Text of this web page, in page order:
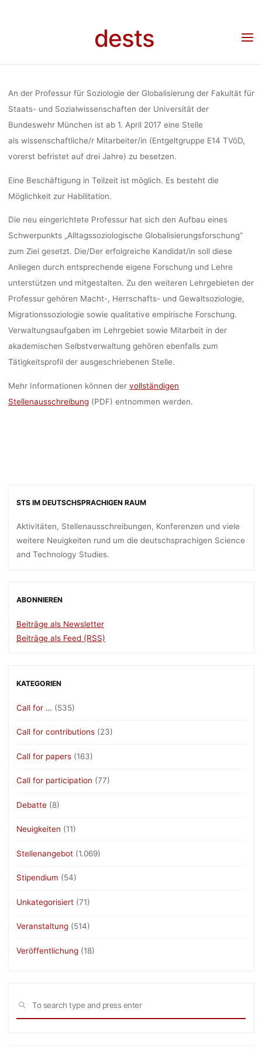
dests
dests
Stellenangebot: Wissenschaftliche/r Mitarbeiter/in an
Professur für Soziologie der Globalisierung mit Möglichkeit zur Habilitation
An der Professur für Soziologie der Globalisierung der Fakultät für
Staats- und Sozial­wissen­schaften der Universität der
Bundeswehr München ist ab 1. April 2017 eine Stelle
als wissenschaftliche/r Mitarbeiter/in (Entgeltgruppe E14 TVöD,
vorerst befristet auf drei Jahre) zu besetzen.
Eine Beschäftigung in Teilzeit ist möglich. Es besteht die
Möglichkeit zur Habilitation.
Die neu eingerichtete Professur hat sich den Aufbau eines
Schwerpunkts „Alltags­soziologische Globalisierungsforschung“
zum Ziel gesetzt. Die/Der erfolgreiche Kandidat/in soll diese
Anliegen durch entsprechende eigene Forschung und Lehre
unterstützen und mitgestalten. Zu den weiteren Lehrgebieten der
Professur gehören Macht-, Herrschafts- und Gewaltsoziologie,
Migrationssoziologie sowie qualitative empirische Forschung.
Verwaltungs­aufgaben im Lehrgebiet sowie Mitarbeit in der
akademischen Selbstverwaltung gehören ebenfalls zum
Tätigkeitsprofil der ausgeschriebenen Stelle.
Mehr Informationen können der vollständigen
Stellenausschreibung(PDF) entnommen werden.
STS IM DEUTSCHSPRACHIGEN RAUM
Aktivitäten, Stellenausschreibungen, Konferenzen und viele
weitere Neuigkeiten rund um die deutschsprachigen Science
and Technology Studies.
ABONNIEREN
Beiträge als Newsletter
Beiträge als Feed (RSS)
KATEGORIEN
Call for … (535)
Call for contributions (23)
Call for papers (163)
Call for participation (77)
Debatte (8)
Neuigkeiten (11)
Stellenangebot (1.069)
Stipendium (54)
Unkategorisiert (71)
Veranstaltung (514)
Veröffentlichung (18)
SEARCH